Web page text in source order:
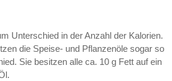
Unterschied in der Anzahl der Kalorien.
die Speise- und Pflanzenöle sogar so
Sie besitzen alle ca. 10 g Fett auf ein